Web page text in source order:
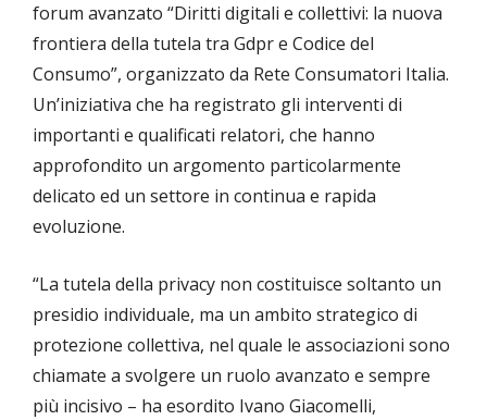
forum avanzato “Diritti digitali e collettivi: la nuova
frontiera della tutela tra Gdpr e Codice del
Consumo”, organizzato da Rete Consumatori Italia.
Un’iniziativa che ha registrato gli interventi di
importanti e qualificati relatori, che hanno
approfondito un argomento particolarmente
delicato ed un settore in continua e rapida
evoluzione.
“La tutela della privacy non costituisce soltanto un
presidio individuale, ma un ambito strategico di
protezione collettiva, nel quale le associazioni sono
chiamate a svolgere un ruolo avanzato e sempre
più incisivo – ha esordito Ivano Giacomelli,